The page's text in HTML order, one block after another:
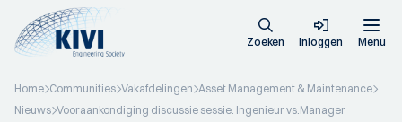
Zoeken Inloggen Menu
Home Communities Vakafdelingen Asset Management & Maintenance
Nieuws Vooraankondiging discussie sessie: Ingenieur vs.Manager